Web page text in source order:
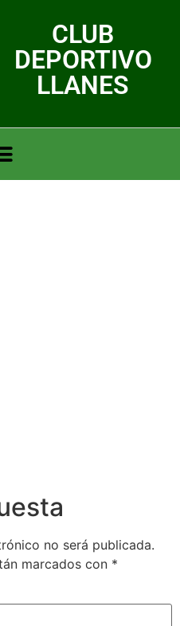
CLUB
DEPORTIVO
LLANES
no será publicada.
marcados con *